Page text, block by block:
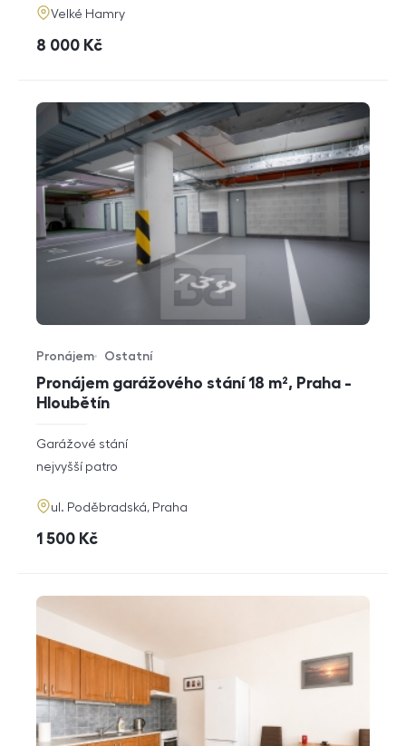
adresa
Velké Hamry
cena
8 000 Kč
Pronájem garážového stání 18 m², Praha -
Hloubětín
Typ nabídky
Pronájem
Typ nemovitosti
Ostatní
rozměry
dispozice
Garážové stání
funkce
nejvyšší patro
adresa
ul. Poděbradská, Praha
cena
1 500 Kč